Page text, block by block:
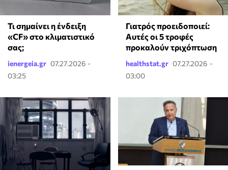
Τι σημαίνει η ένδειξη
«CF» στο κλιματιστικό
σας;
ienergeia.gr 07.27.2026 -
03:25
Γιατρός προειδοποιεί:
Αυτές οι 5 τροφές
προκαλούν τριχόπτωση
healthstat.gr 07.27.2026 -
03:00